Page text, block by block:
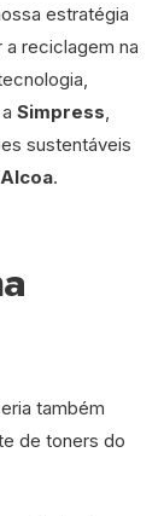
estratégia
a reciclagem na
Simpress
sustentáveis
Alcoa.
também
de toners do